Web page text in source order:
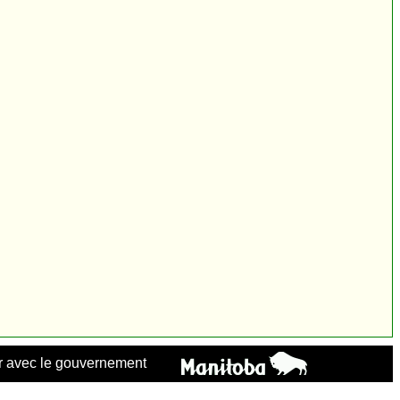
avec le gouvernement